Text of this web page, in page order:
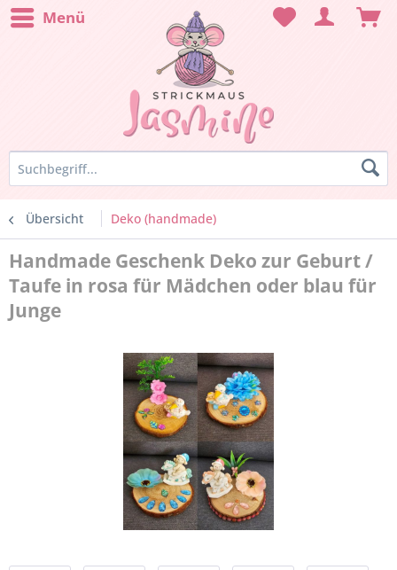
Menü
Übersicht Deko (handmade)
Handmade Geschenk Deko zur Geburt /
Taufe in rosa für Mädchen oder blau für
Junge